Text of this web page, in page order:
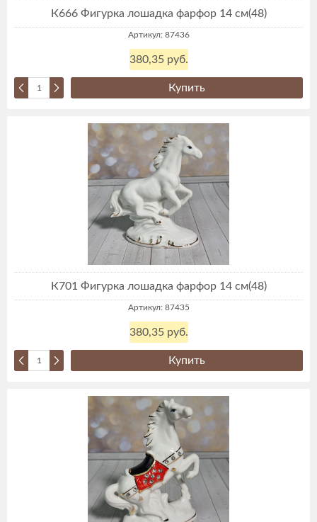
К666 Фигурка лошадка фарфор 14 см(48)
Артикул: 87436
380,35 руб.
Купить
К701 Фигурка лошадка фарфор 14 см(48)
Артикул: 87435
380,35 руб.
Купить